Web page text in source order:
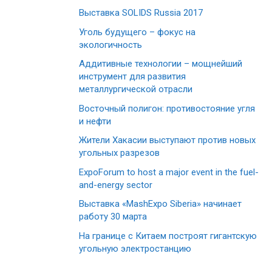
Выставка SOLIDS Russia 2017
Уголь будущего – фокус на
экологичность
Аддитивные технологии – мощнейший
инструмент для развития
металлургической отрасли
Восточный полигон: противостояние угля
и нефти
Жители Хакасии выступают против новых
угольных разрезов
ExpoForum to host a major event in the fuel-
and-energy sector
Выставка «MashExpo Siberia» начинает
работу 30 марта
На границе с Китаем построят гигантскую
угольную электростанцию